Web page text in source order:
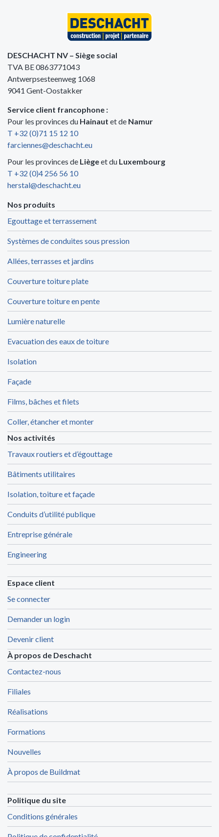
DESCHACHT NV – Siège social
TVA BE 0863771043
Antwerpsesteenweg 1068
9041 Gent-Oostakker
Service client francophone :
Pour les provinces du Hainaut et de Namur
T +32 (0)71 15 12 10
farciennes@deschacht.eu
Pour les provinces de Liègeet du Luxembourg
T +32 (0)4 256 56 10
herstal@deschacht.eu
Nos produits
Egouttage et terrassement
Systèmes de conduites sous pression
Allées, terrasses et jardins
Couverture toiture plate
Couverture toiture en pente
Lumière naturelle
Evacuation des eaux de toiture
Isolation
Façade
Films, bâches et filets
Coller, étancher et monter
Nos activités
Travaux routiers et d’égouttage
Bâtiments utilitaires
Isolation, toiture et façade
Conduits d’utilité publique
Entreprise générale
Engineering
Espace client
Se connecter
Demander un login
Devenir client
À propos de Deschacht
Contactez-nous
Filiales
Réalisations
Formations
Nouvelles
À propos de Buildmat
Politique du site
Conditions générales